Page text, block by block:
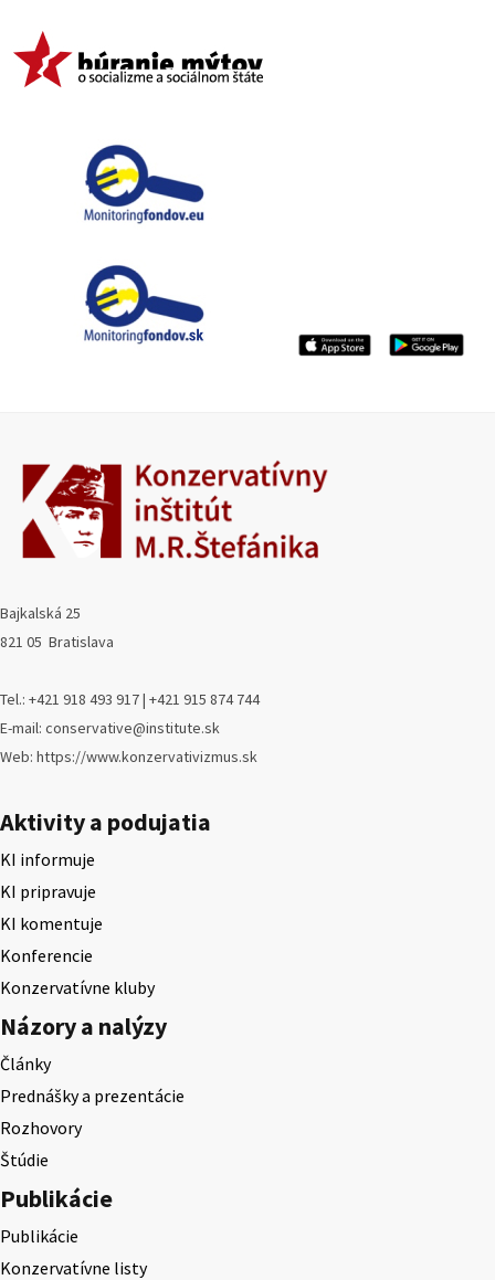
Bajkalská 25
821 05 Bratislava
Tel.: +421 918 493 917 | +421 915 874 744
E-mail: conservative@institute.sk
Web: https://www.konzervativizmus.sk
Aktivity a podujatia
KI informuje
KI pripravuje
KI komentuje
Konferencie
Konzervatívne kluby
Názory a nalýzy
Články
Prednášky a prezentácie
Rozhovory
Štúdie
Publikácie
Publikácie
Konzervatívne listy